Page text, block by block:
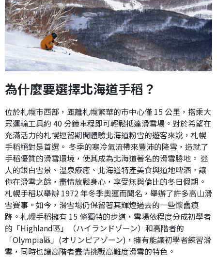
為什麼要選擇北海道手稻？
位於札幌市西部，距離札幌繁華的市中心僅 15 公里，搭乘大
眾運輸工具約 40 分鐘車程即可輕鬆抵達滑雪場。對於希望在
充滿活力的札幌逗留期間體驗北海道粉雪的遊客來說，札幌
手稻絕對是首選。 冬季的寒冷氣流帶來豐沛的降雪，造就了
手稻優質的滑雪環境，使其成為北海道著名的滑雪勝地。 迷
人的銀白雪景、溫泉療癒、北海道特產美食與道地啤酒。讓
你在滑雪之餘，盡情放鬆身心，享受無與倫比的冬日假期。
札幌手稻以舉辦 1972 年冬季奧運而聞名，舉辦了許多高山滑
雪賽事。如今，滑雪場仍保留著其輝煌過去的一些懷舊痕
跡。札幌手稻擁有 15 條獨特的步道，雪場依程度分成初學者
的「Highland區」（ハイランドゾーン）和高階者的
「Olympia區」(オリンピアゾーン)，擁有能讓初學者練習滑
雪，同時也讓高階者盡情挑戰高難度滑雪的特色。